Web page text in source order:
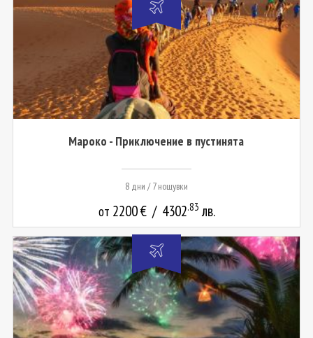
Мароко - Приключение в пустинята
8 дни / 7 нощувки
от 2200€ / 4302.83 лв.